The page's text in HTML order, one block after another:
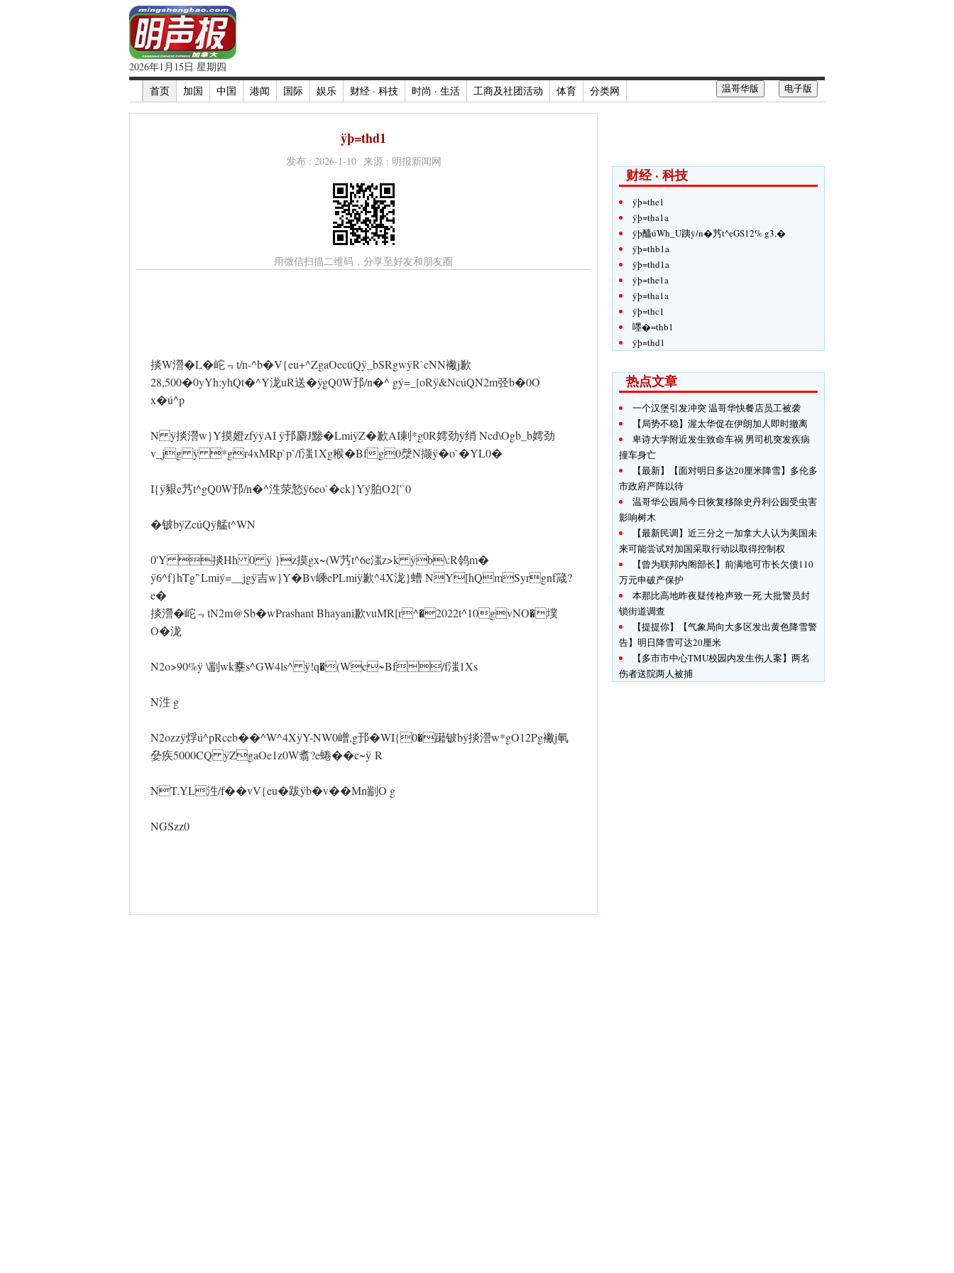
2026年1月15日 星期四
首页
加国 中国 港闻 国际 娱乐 财经 · 科技 时尚 · 生活 工商及社团活动 体育 分类网 电子版
温哥华版
ÿþ=thd1
发布 : 2026-1-10 来源 : 明报新闻网
用微信扫描二维码，分享至好友和朋友圈
掞 W瀯�L�岮﹃t/n-^b�V{eu+^ZgaOecúQ ÿ_bSRg w ÿR`c NN襒j歉
28,500�0yYh:yhQt�^Y泷uR送� ÿgQ0W邘/n�^ gý=_[oR ÿ&NcúQN2m弪b�0O
x�ú^p
N ÿ掞瀯 w}Y摸嬁zfýÿAI ÿ邘麝J黪�Lmi ÿZ�歉AI剌*g0R嫮劲 ÿ绡 Ncd\Ogb_b嫮劲
v_jg ÿ *gr4xMRp`p`/f滍1Xg糇�Bfg0漀N撷 ÿ�o`�YL0�
I{ ÿ豤e艿t^gQ0W邘/n�^泩荥悐 ÿ6eo`�ck}Yý胉O2['`0
�铍b ÿZcúQ ÿ艋t^ WN
0'Y 掞Hh 0 ÿ }z摸gx~(W艿t^6e滍z>k ÿb\:R鸰m�
ÿ6^f}hTg'`Lmiý=__jg ÿ吉 w}Y�Bv嵊ePLmi ÿ歉^4X泷}螬 NY[hQmSyrgnf箴?
e�
掞瀯�岮﹃tN2m@Sb�wPrashant Bhayani歉vuMR[r^�2022t^10gvNO�墣
O�泷
N2o>90% ÿ \剬wk櫜s^GW4ls^ ÿ!q�(Wc~Bf/f滍1Xs
N泩 g
N2ozz ÿ烰ú^pRceb��^ W^4X ÿY-N W0嶒,g邘� WI{0�躤铍b ÿ掞瀯 w*gO12 Pg襒j氠
姭疾5000CQ ÿZgaOe1z0W翥?e蜷��c~ ÿ R
NT.YL泩/f��vV{eu�跋 ÿb�v��Mn剬O g
NGSzz0
财经 · 科技
ÿþ=the1
ÿþ=tha1a
ÿþ醯úWh_U跠ÿ/n�艿t^eGS12% g3,�
ÿþ=thb1a
ÿþ=thd1a
ÿþ=the1a
ÿþ=tha1a
ÿþ=thc1
嚜�=thb1
ÿþ=thd1
热点文章
一个汉堡引发冲突 温哥华快餐店员工被袭
【局势不稳】渥太华促在伊朗加人即时撤离
卑诗大学附近发生致命车祸 男司机突发疾病
撞车身亡
【最新】【面对明日多达20厘米降雪】多伦多
市政府严阵以待
温哥华公园局今日恢复移除史丹利公园受虫害
影响树木
【最新民调】近三分之一加拿大人认为美国未
来可能尝试对加国采取行动以取得控制权
【曾为联邦内阁部长】前满地可市长欠债110
万元申破产保护
本那比高地昨夜疑传枪声致一死 大批警员封
锁街道调查
【提提你】【气象局向大多区发出黄色降雪警
告】明日降雪可达20厘米
【多市市中心TMU校园内发生伤人案】两名
伤者送院两人被捕